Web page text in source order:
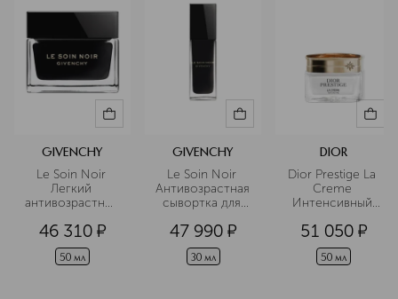
дерзкая классика, бросающая вызов
Подробнее
GIVENCHY
Le Soin Noir
Легкий
антивозрастной
46 310 ¤
50 мл
GIVENCHY
Le Soin Noir
Антивозрастная
сывортка для
47 990 ¤
30 мл
DIOR
Dior Prestige La
Creme
Интенсивный
крем для лица,
шеи и декольте
с легкой
51 050 ¤
50 мл